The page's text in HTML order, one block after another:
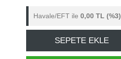
Havale/EFT ile 0,00 TL (%3)
SEPETE EKLE